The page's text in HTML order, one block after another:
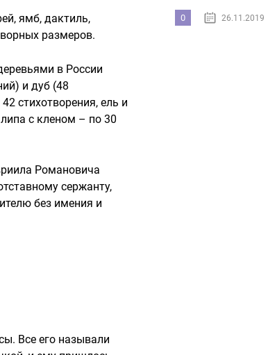
ямб, дактиль,
размеров.
в России
и дуб (48
стихотворения, ель и
с кленом – по 30
Романовича
сержанту,
без имения и
Все его называли
0 26.11.2019